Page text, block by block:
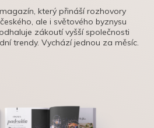
který přináší rozhovory
ale i světového byznysu
zákoutí vyšší společnosti
trendy. Vychází jednou za měsíc.